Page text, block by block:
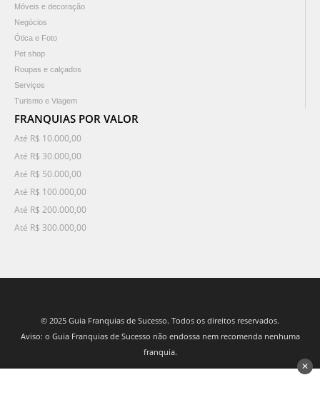
Móveis e decoração
Negócios
Ótica e Foto
Pet shop
Roupas e calçados
Serviços
Turismo e Viagem
FRANQUIAS POR VALOR
Até R$ 10.000,00
Até R$ 30.000,00
Até R$ 50.000,00
Até R$ 100.000,00
Até R$ 200.000,00
Até R$ 300.000,00
© 2025 Guia Franquias de Sucesso. Todos os direitos reservados.
Aviso: o Guia Franquias de Sucesso não endossa nem recomenda nenhuma
franquia.
✕